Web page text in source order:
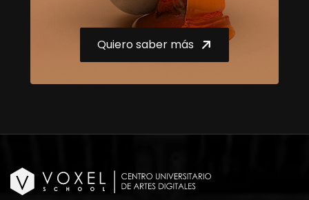
Quiero saber más